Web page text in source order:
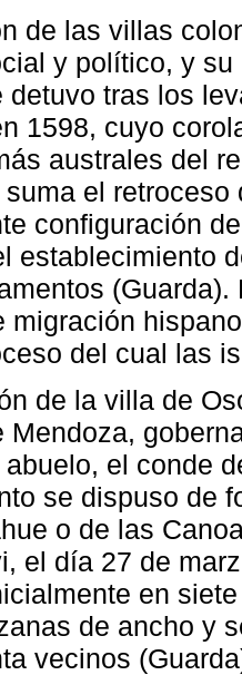
de las villas
y político, y
detuvo tras los
1598, cuyo
australes del
suma el
configuración
establecimiento
migración
del cual las
de la villa de
Mendoza,
el conde
se dispuso de
o de las
el día 27 de
en
de ancho y
vecinos